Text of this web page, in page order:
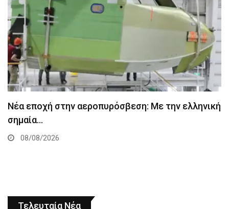
Νέα εποχή στην αεροπυρόσβεση: Με την ελληνική
σημαία…
08/08/2026
Τελευταία Νέα